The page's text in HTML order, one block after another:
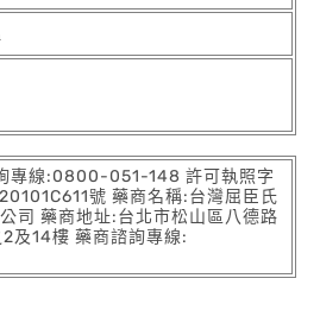
專線:0800-051-148 許可執照字
號 藥商名稱:台灣屈臣氏
司 藥商地址:台北市松山區八德路
及14樓 藥商諮詢專線: